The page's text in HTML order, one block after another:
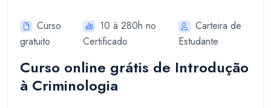
Curso
gratuito
10 à 280h no
Certificado
Carteira de
Estudante
Curso online grátis de Introdução
à Criminologia